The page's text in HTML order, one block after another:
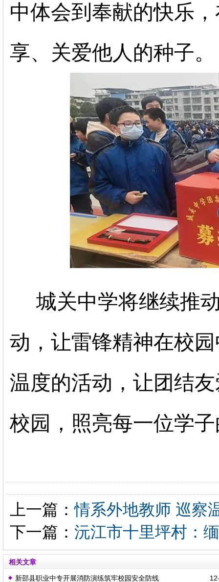
中体会到奉献的快乐
享、关爱他人的种子。
城关中学将继续推
动，让雷锋精神在校
温度的活动，让团结
校园，照亮每一位学
上一篇：情系外地教师 巡察
下一篇： 沅江市十里坪村：
相关文章
新邵县职业中专开展消防演练筑牢校园安全防线